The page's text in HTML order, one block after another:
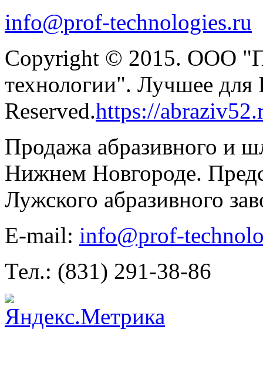
info@prof-technologies.ru
Copyright © 2015. ООО
технологии". Лучшее
Reserved.https://
Продажа абразивного и
Нижнем Новгороде.
Лужского абразивного
E-mail: info@prof-
Тел.: (831) 291-38-86